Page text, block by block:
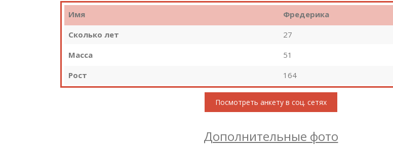
Имя
Фредерика
Сколько лет
27
Масса
51
Рост
164
Посмотреть анкету в соц. сетях
Дополнительные фото